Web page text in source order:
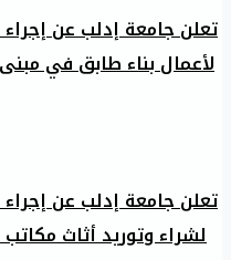
تعلن جامعة إدلب عن
لأعمال بناء طابق في
تعلن جامعة إدلب عن
لشراء وتوريد أثاث